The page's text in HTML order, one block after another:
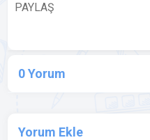
PAYLAŞ
0 Yorum
Yorum Ekle